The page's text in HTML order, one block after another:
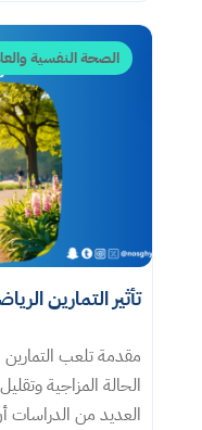
الصحة النفسية
تأثير التمارين
مقدمة تلعب التمارين
الحالة المزاجية
العديد من الدراسات